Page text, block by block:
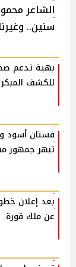
الشاعر
سنين..
بهية تدعم
للكشف
فستان أسود
تبهر جمهور
بعد إعلان
عن ملك قورة